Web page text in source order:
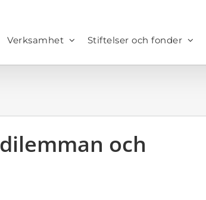
Verksamhet Stiftelser och fonder
och